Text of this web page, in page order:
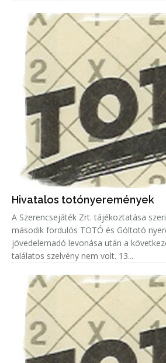
Hivatalos totónyeremények
A Szerencsejáték Zrt. tájékoztatása
második fordulós TOTÓ és Góltotó
jövedelemadó levonása után a következők: TOTÓ:
találatos szelvény nem volt. 13...